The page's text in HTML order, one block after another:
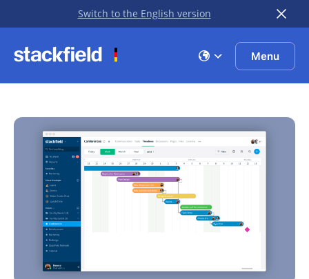
Zu Hauptinhalt springen
Switch to the English version
Menu